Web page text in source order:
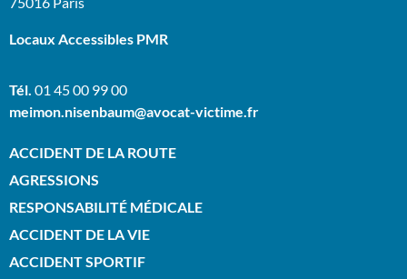
Locaux Accessibles PMR
Tél. 01 45 00 99 00
meimon.nisenbaum@avocat-victime.fr
ACCIDENT DE LA ROUTE
AGRESSIONS
RESPONSABILITÉ MÉDICALE
ACCIDENT DE LA VIE
ACCIDENT SPORTIF